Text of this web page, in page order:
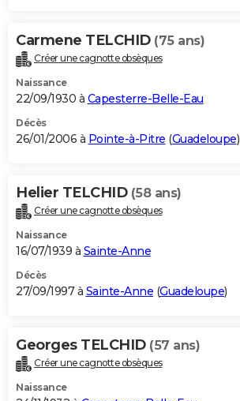
Carmene TELCHID (75 ans)
Créer une cagnotte obsèques
Naissance
22/09/1930 à Capesterre-Belle-Eau
Décès
26/01/2006 à Pointe-à-Pitre (Guadeloupe)
Helier TELCHID (58 ans)
Créer une cagnotte obsèques
Naissance
16/07/1939 à Sainte-Anne
Décès
27/09/1997 à Sainte-Anne (Guadeloupe)
Georges TELCHID (57 ans)
Créer une cagnotte obsèques
Naissance